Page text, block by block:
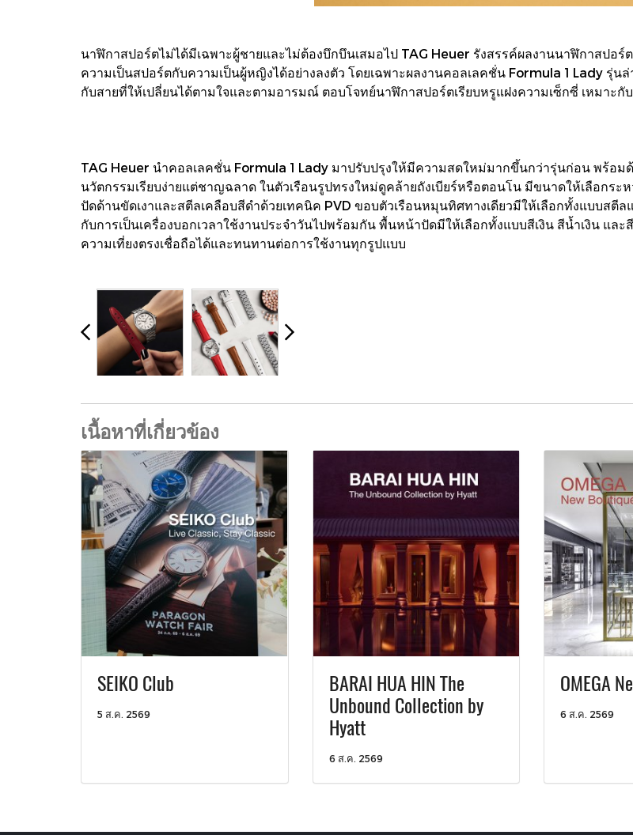
นาฬิกาสปอร์ตไม่ได้มีเฉพาะผู้ชายและไม่ต้องบึกบึนเสมอไป TAG Heuer รังสรรค์ผลงานนาฬิกาสป
ความเป็นสปอร์ตกับความเป็นผู้หญิงได้อย่างลงตัว โดยเฉพาะผลงานคอลเลคชั่น Formula 1 Lady
กับสายที่ให้เปลี่ยนได้ตามใจและตามอารมณ์ ตอบโจทย์นาฬิกาสปอร์ตเรียบหรูแฝงความเซ็กซี่ เหมาะกั
TAG Heuer นำคอลเลคชั่น Formula 1 Lady มาปรับปรุงให้มีความสดใหม่มากขึ้นกว่ารุ่นก่อน พร้อม
นวัตกรรมเรียบง่ายแต่ชาญฉลาด ในตัวเรือนรูปทรงใหม่ดูคล้ายถังเบียร์หรือตอนโน มีขนาดให้เลือกระ
ปัดด้านขัดเงาและสตีลเคลือบสีดำด้วยเทคนิค PVD ขอบตัวเรือนหมุนทิศทางเดียวมีให้เลือกทั้งแบบสตี
กับการเป็นเครื่องบอกเวลาใช้งานประจำวันไปพร้อมกัน พื้นหน้าปัดมีให้เลือกทั้งแบบสีเงิน สีน้ำเงิน แ
ความเที่ยงตรงเชื่อถือได้และทนทานต่อการใช้งานทุกรูปแบบ
เนื้อหาที่เกี่ยวข้อง
SEIKO Club
5 ส.ค. 2569
BARAI HUA HIN The
Unbound Collection by
Hyatt
6 ส.ค. 2569
OMEGA
6 ส.ค. 2569